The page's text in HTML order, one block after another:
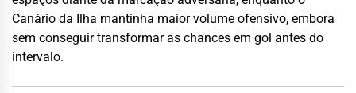
Canário da Ilha mantinha maior volume ofensivo, embora
sem conseguir transformar as chances em gol antes do
intervalo.